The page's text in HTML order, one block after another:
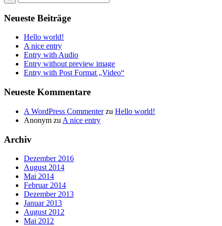
Neueste Beiträge
Hello world!
A nice entry
Entry with Audio
Entry without preview image
Entry with Post Format „Video“
Neueste Kommentare
A WordPress Commenterzu Hello world!
Anonym zu A nice entry
Archiv
Dezember 2016
August 2014
Mai 2014
Februar 2014
Dezember 2013
Januar 2013
August 2012
Mai 2012